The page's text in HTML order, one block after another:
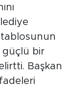
tablosunun
güçlü bir
Başkan